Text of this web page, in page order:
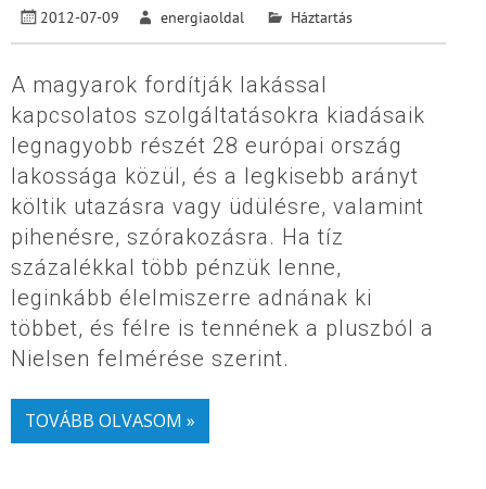
2012-07-09 energiaoldal Háztartás
A magyarok fordítják lakással
kapcsolatos szolgáltatásokra kiadásaik
legnagyobb részét 28 európai ország
lakossága közül, és a legkisebb arányt
költik utazásra vagy üdülésre, valamint
pihenésre, szórakozásra. Ha tíz
százalékkal több pénzük lenne,
leginkább élelmiszerre adnának ki
többet, és félre is tennének a pluszból a
Nielsen felmérése szerint.
TOVÁBB OLVASOM »